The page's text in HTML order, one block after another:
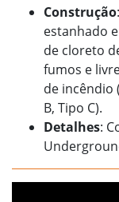
Construção
estanhado
de cloreto
fumos e
de incêndio
B, Tipo C).
Detalhes: